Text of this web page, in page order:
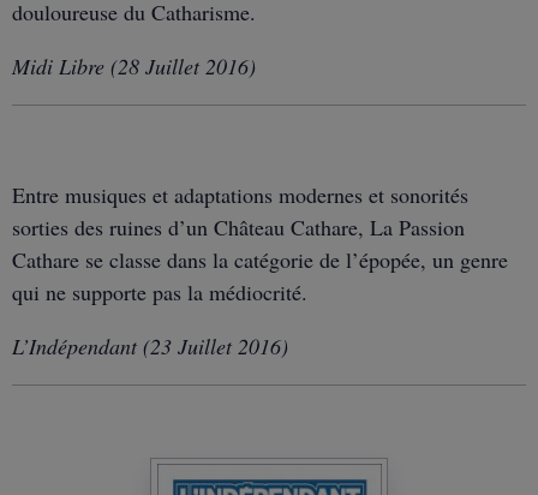
douloureuse du Catharisme.
Midi Libre (28 Juillet 2016)
Entre musiques et adaptations modernes et sonorités
sorties des ruines d’un Château Cathare, La Passion
Cathare se classe dans la catégorie de l’épopée, un genre
qui ne supporte pas la médiocrité.
L’Indépendant (23 Juillet 2016)